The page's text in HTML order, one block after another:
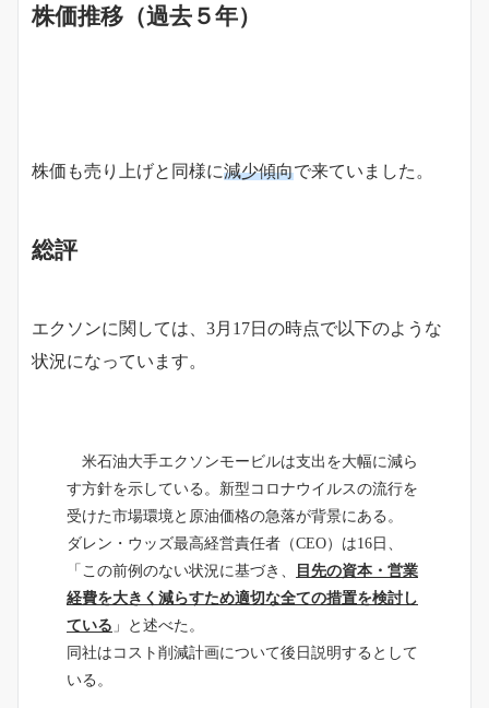
株価推移（過去５年）
株価も売り上げと同様に減少傾向で来ていました。
総評
エクソンに関しては、3月17日の時点で以下のような
状況になっています。
米石油大手エクソンモービルは支出を大幅に減ら
す方針を示している。新型コロナウイルスの流行を
受けた市場環境と原油価格の急落が背景にある。
ダレン・ウッズ最高経営責任者（CEO）は16日、
「この前例のない状況に基づき、
目先の資本・営業
経費を大きく減らすため適切な全ての措置を検討し
ている 」と述べた。
同社はコスト削減計画について後日説明するとして
いる。